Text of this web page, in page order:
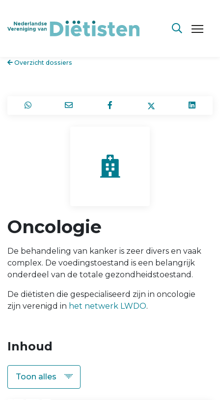
Overzicht dossiers
Oncologie
De behandeling van kanker is zeer divers en vaak
complex. De voedingstoestand is een belangrijk
onderdeel van de totale gezondheidstoestand.
De diëtisten die gespecialiseerd zijn in oncologie
zijn verenigd in het netwerk LWDO.
Inhoud